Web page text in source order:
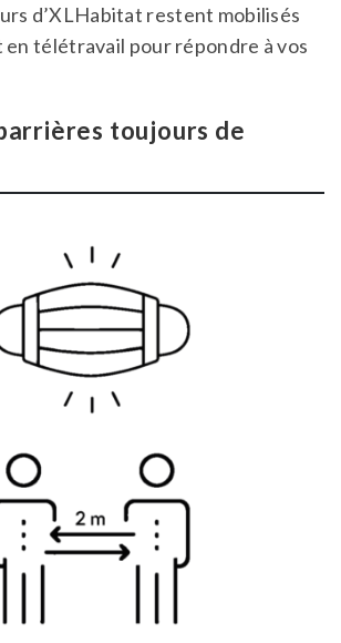
d’XLHabitat restent mobilisés
télétravail pour répondre à vos
toujours de